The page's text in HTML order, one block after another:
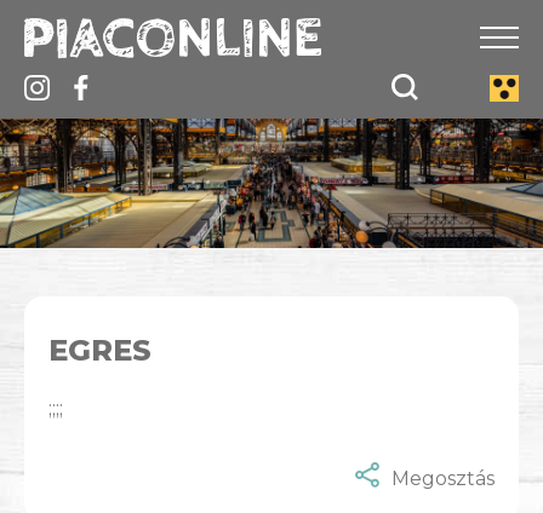
EGRES
;;;;
Megosztás